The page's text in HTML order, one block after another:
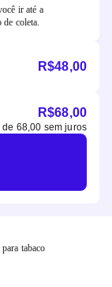
ir até a
coleta.
R$48,00
R$68,00
de 68,00 sem juros
tabaco